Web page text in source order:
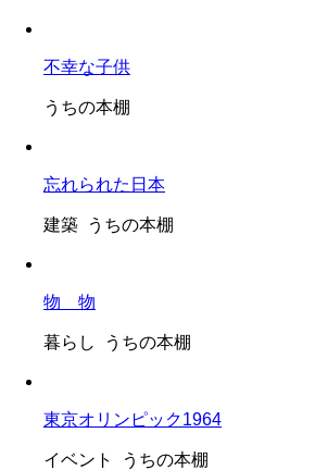
不幸な子供
うちの本棚
忘れられた日本
建築 うちの本棚
物 物
暮らし うちの本棚
東京オリンピック1964
イベント うちの本棚